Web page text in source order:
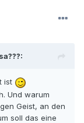
ist
Und warum
Geist, an den
soll das eine